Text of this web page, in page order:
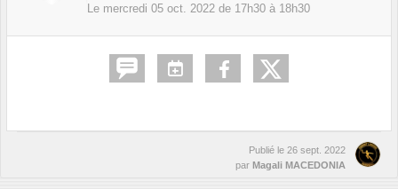
Le mercredi 05 oct. 2022 de 17h30 à 18h30
Publié le 26 sept. 2022
par Magali MACEDONIA